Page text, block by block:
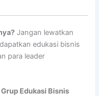
Jangan lewatkan
edukasi bisnis
para leader
Edukasi Bisnis